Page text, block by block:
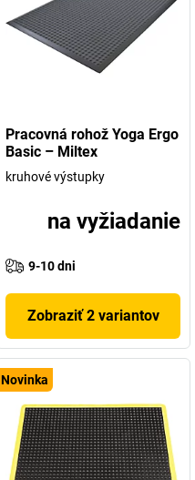
Pracovná rohož Yoga Ergo
Basic – Miltex
kruhové výstupky
na vyžiadanie
9-10 dni
Zobraziť 2 variantov
Novinka